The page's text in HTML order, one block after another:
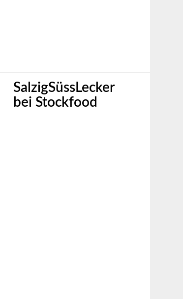
SalzigSüssLecker
bei Stockfood